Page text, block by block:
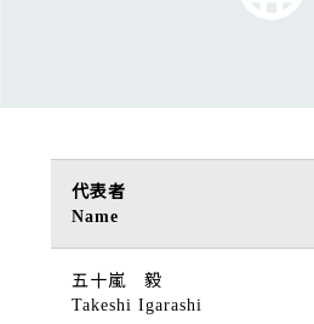
代表者
Name
五十嵐 毅
Takeshi Igarashi